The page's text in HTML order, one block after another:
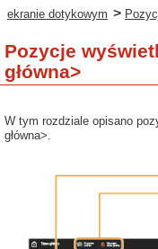
ekranie dotykowym >
Pozycje
główna>
W tym rozdziale opisano
główna>.